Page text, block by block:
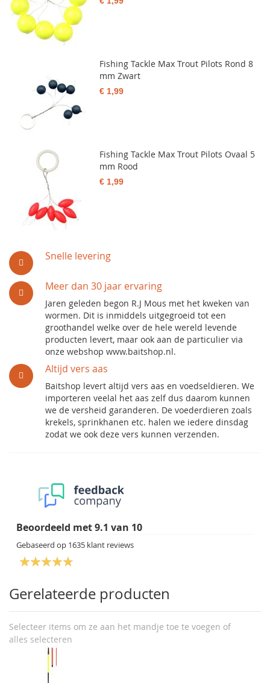
Snelle levering
Meer dan 30 jaar ervaring
Jaren geleden begon R.J Mous met het kweken van
wormen. Dit is inmiddels uitgegroeid tot een
groothandel welke over de hele wereld levende
producten levert, maar ook aan de particulier via
onze webshop www.baitshop.nl.
Altijd vers aas
Baitshop levert altijd vers aas en voedseldieren. We
importeren veelal het aas zelf dus daarom kunnen
we de versheid garanderen. De voederdieren zoals
krekels, sprinkhanen etc. halen we iedere dinsdag
zodat we ook deze vers kunnen verzenden.
Beoordeeld met9.1 van 10
Gebaseerd op 1635 klant reviews
Gerelateerde producten
Selecteer items om ze aan het mandje toe te voegen of
alles selecteren
Fishing Tackle Max Trout Pilots Rond 8
mm Zwart
€ 1,99
Fishing Tackle Max Trout Pilots Ovaal 5
mm Rood
€ 1,99